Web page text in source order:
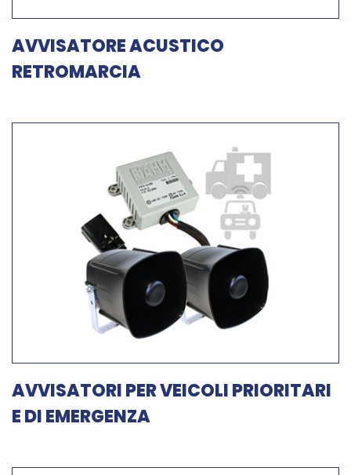
AVVISATORE ACUSTICO
RETROMARCIA
AVVISATORI PER VEICOLI PRIORITARI
E DI EMERGENZA